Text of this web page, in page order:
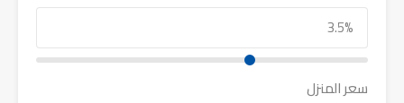
سعر المنزل